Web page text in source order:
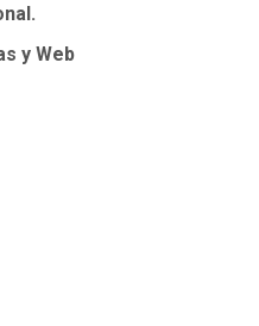
y Web